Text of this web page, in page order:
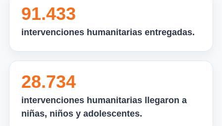
91.433
intervenciones humanitarias entregadas.
28.734
intervenciones humanitarias llegaron a
niñas, niños y adolescentes.